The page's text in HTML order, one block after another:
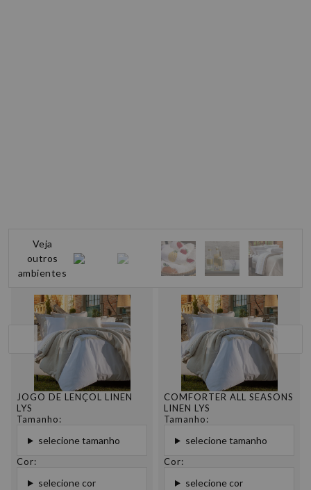
JOGO DE LENÇOL LINEN
LYS
Tamanho:
selecione tamanho
Cor:
selecione cor
COMFORTER ALL SEASONS
LINEN LYS
Tamanho:
selecione tamanho
Cor:
selecione cor
Veja
outros
ambientes